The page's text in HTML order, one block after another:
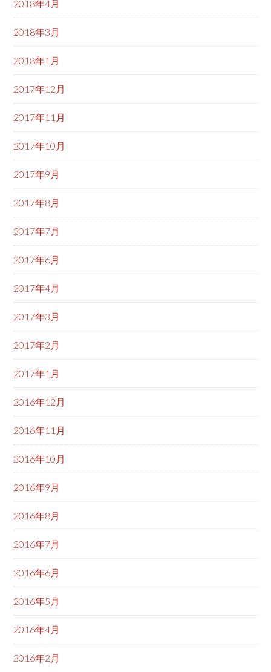
2018年4月
2018年3月
2018年1月
2017年12月
2017年11月
2017年10月
2017年9月
2017年8月
2017年7月
2017年6月
2017年4月
2017年3月
2017年2月
2017年1月
2016年12月
2016年11月
2016年10月
2016年9月
2016年8月
2016年7月
2016年6月
2016年5月
2016年4月
2016年2月